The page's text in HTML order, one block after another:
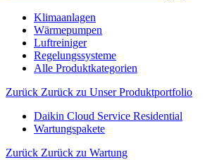
Klimaanlagen
Wärmepumpen
Luftreiniger
Regelungssysteme
Alle Produktkategorien
Zurück Zurück zu Unser Produktportfolio
Daikin Cloud Service Residential
Wartungspakete
Zurück Zurück zu Wartung